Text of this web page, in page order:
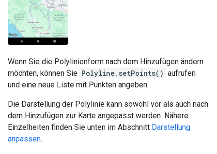
Wenn Sie die Polylinienform nach dem Hinzufügen ändern
möchten, können Sie Polyline.setPoints() aufrufen
und eine neue Liste mit Punkten angeben.
Die Darstellung der Polylinie kann sowohl vor als auch nach
dem Hinzufügen zur Karte angepasst werden. Nähere
Einzelheiten finden Sie unten im Abschnitt Darstellung
anpassen.